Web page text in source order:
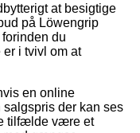
at besigtige
på Löwengrip
du
i tvivl om at
en online
der kan ses
tilfælde være et